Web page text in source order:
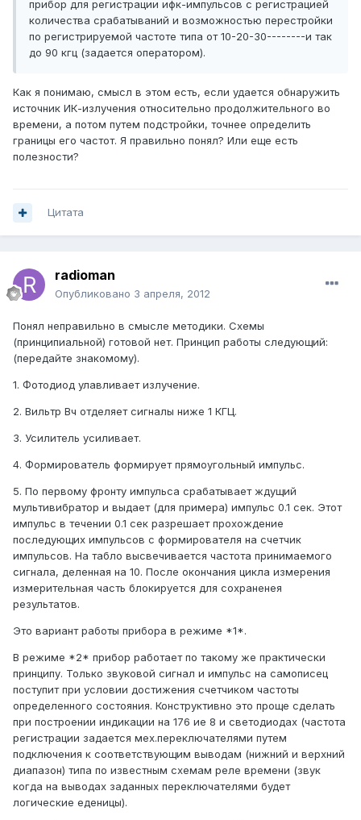
прибор для регистрации ифк-импульсов с регистрацией
количества срабатываний и возможностью перестройки
по регистрируемой частоте типа от 10-20-30--------и так
до 90 кгц (задается оператором).
Как я понимаю, смысл в этом есть, если удается обнаружить
источник ИК-излучения относительно продолжительного во
времени, а потом путем подстройки, точнее определить
границы его частот. Я правильно понял? Или еще есть
полезности?
Цитата
radioman
Опубликовано 3 апреля, 2012
Понял неправильно в смысле методики. Схемы
(принципиальной) готовой нет. Принцип работы следующий:
(передайте знакомому).
1. Фотодиод улавливает излучение.
2. Вильтр Вч отделяет сигналы ниже 1 КГЦ.
3. Усилитель усиливает.
4. Формирователь формирует прямоугольный импульс.
5. По первому фронту импульса срабатывает ждущий
мультивибратор и выдает (для примера) импульс 0.1 сек. Этот
импульс в течении 0.1 сек разрешает прохождение
последующих импульсов с формирователя на счетчик
импульсов. На табло высвечивается частота принимаемого
сигнала, деленная на 10. После окончания цикла измерения
измерительная часть блокируется для сохраненея
результатов.
Это вариант работы прибора в режиме *1*.
В режиме *2* прибор работает по такому же практически
принципу. Только звуковой сигнал и импульс на самописец
поступит при условии достижения счетчиком частоты
определенного состояния. Конструктивно это проще сделать
при построении индикации на 176 ие 8 и светодиодах (частота
регистрации задается мех.переключателями путем
подключения к соответствующим выводам (нижний и верхний
диапазон) типа по известным схемам реле времени (звук
когда на выводах заданных переключателями будет
логические еденицы).